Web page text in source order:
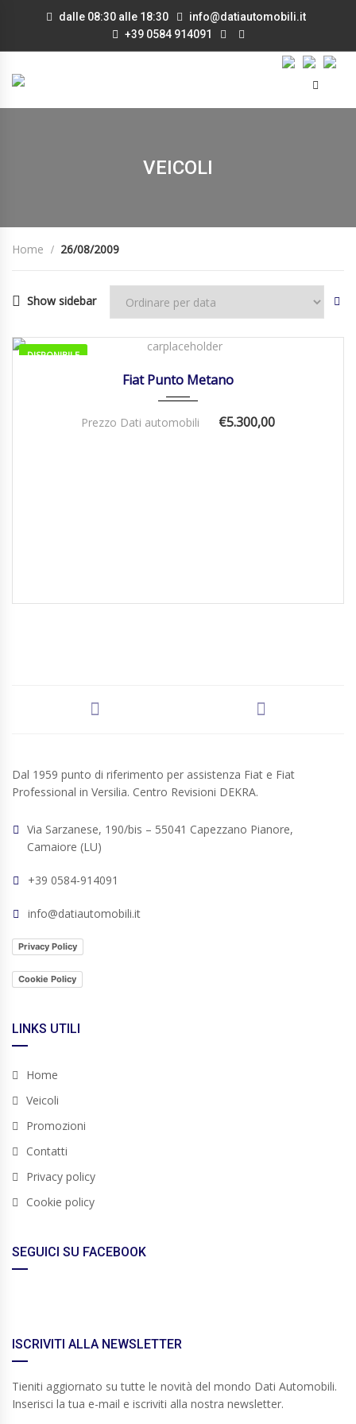
dalle 08:30 alle 18:30
info@datiautomobili.it
+39 0584 914091
VEICOLI
Home 26/08/2009
Show sidebar
DISPONIBILE
Fiat Punto Metano
Prezzo Dati automobili €5.300,00
Dal 1959 punto di riferimento per assistenza Fiat e Fiat
Professional in Versilia. Centro Revisioni DEKRA.
Via Sarzanese, 190/bis – 55041 Capezzano Pianore,
Camaiore (LU)
+39 0584-914091
info@datiautomobili.it
Privacy Policy
Cookie Policy
LINKS UTILI
Home
Veicoli
Promozioni
Contatti
Privacy policy
Cookie policy
SEGUICI SU FACEBOOK
ISCRIVITI ALLA NEWSLETTER
Tieniti aggiornato su tutte le novità del mondo Dati Automobili.
Inserisci la tua e-mail e iscriviti alla nostra newsletter.